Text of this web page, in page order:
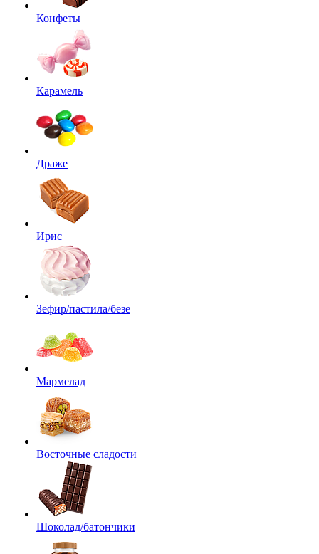
Конфеты
Карамель
Драже
Ирис
Зефир/пастила/безе
Мармелад
Восточные сладости
Шоколад/батончики